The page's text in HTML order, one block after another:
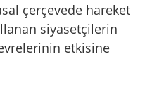
çerçevede hareket
siyasetçilerin
etkisine